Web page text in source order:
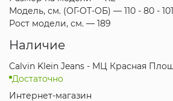
Модель, см. (ОГ-ОТ-ОБ) — 110 - 80 - 101
Рост модели, см. — 189
Наличие
Calvin Klein Jeans - МЦ Красная
Достаточно
Интернет-магазин